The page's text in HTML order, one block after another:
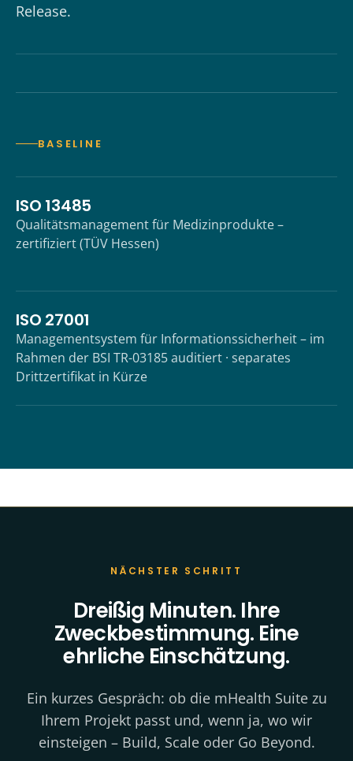
Release.
BASELINE
ISO 13485
Qualitätsmanagement für Medizinprodukte –
zertifiziert (TÜV Hessen)
ISO 27001
Managementsystem für Informationssicherheit – im
Rahmen der BSI TR-03185 auditiert · separates
Drittzertifikat in Kürze
NÄCHSTER SCHRITT
Dreißig Minuten. Ihre
Zweckbestimmung. Eine
ehrliche Einschätzung.
Ein kurzes Gespräch: ob die mHealth Suite zu
Ihrem Projekt passt und, wenn ja, wo wir
einsteigen – Build, Scale oder Go Beyond.